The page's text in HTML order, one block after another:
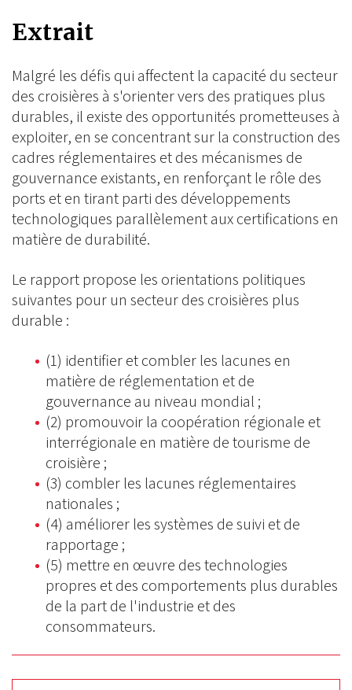
Extrait
Malgré les défis qui affectent la capacité du secteur
des croisières à s'orienter vers des pratiques plus
durables, il existe des opportunités prometteuses à
exploiter, en se concentrant sur la construction des
cadres réglementaires et des mécanismes de
gouvernance existants, en renforçant le rôle des
ports et en tirant parti des développements
technologiques parallèlement aux certifications en
matière de durabilité.
Le rapport propose les orientations politiques
suivantes pour un secteur des croisières plus
durable :
(1) identifier et combler les lacunes en
matière de réglementation et de
gouvernance au niveau mondial ;
(2) promouvoir la coopération régionale et
interrégionale en matière de tourisme de
croisière ;
(3) combler les lacunes réglementaires
nationales ;
(4) améliorer les systèmes de suivi et de
rapportage ;
(5) mettre en œuvre des technologies
propres et des comportements plus durables
de la part de l'industrie et des
consommateurs.